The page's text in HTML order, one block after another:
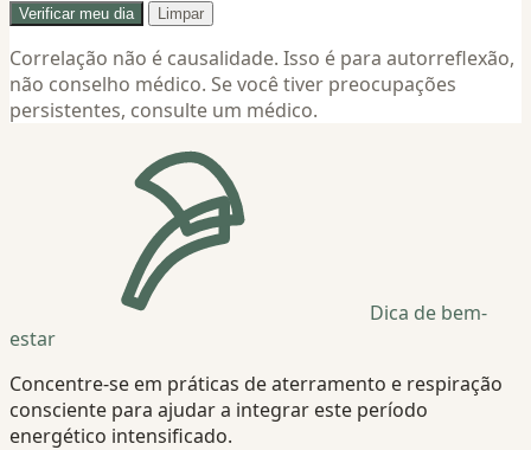
Verificar meu dia Limpar
Correlação não é causalidade. Isso é para autorreflexão,
não conselho médico. Se você tiver preocupações
persistentes, consulte um médico.
Dica de bem-
estar
Concentre-se em práticas de aterramento e respiração
consciente para ajudar a integrar este período
energético intensificado.